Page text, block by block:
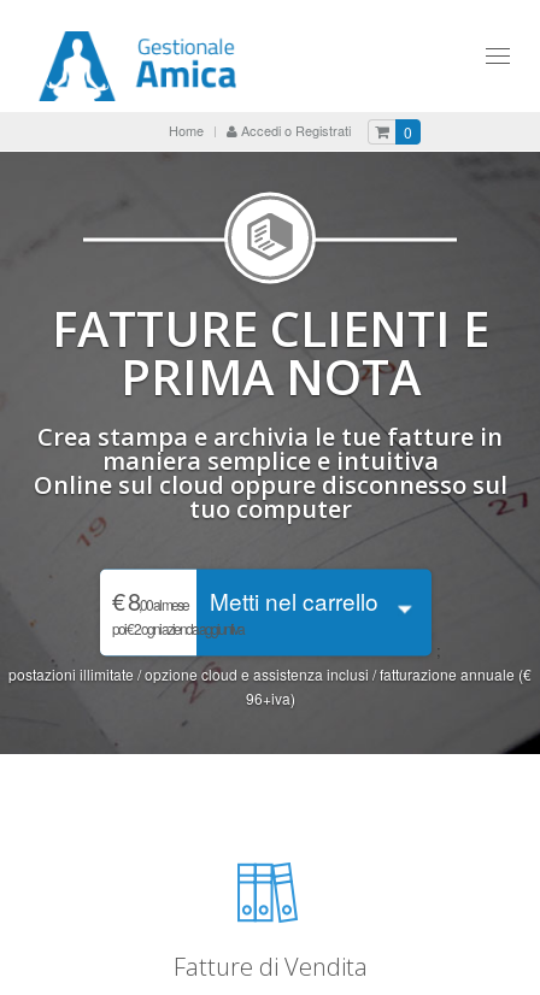
Home Accedi o Registrati 0
FATTURE CLIENTI E
PRIMA NOTA
Crea stampa e archivia le tue fatture in
maniera semplice e intuitiva
Online sul cloud oppure disconnesso sul
tuo computer
€ 8,00al mese
poi € 2 ogni azienda aggiuntiva
Metti nel carrello
;
postazioni illimitate / opzione cloud e assistenza inclusi / fatturazione annuale (€
96+iva)
Fatture di Vendita